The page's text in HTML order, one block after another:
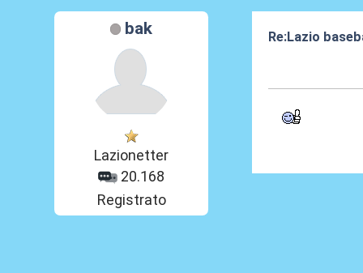
bak
Lazionetter
20.168
Registrato
Re:Lazio